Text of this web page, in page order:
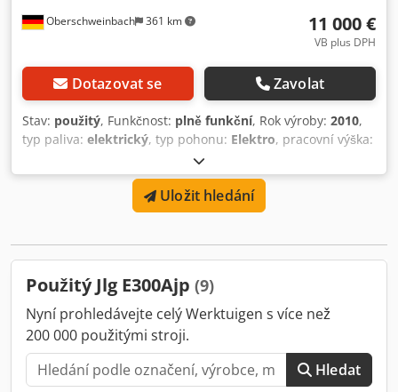
Oberschweinbach 361 km 11 000 €
VB plus DPH
Dotazovat se Zavolat
Stav: použitý, Funkčnost: plně funkční, Rok výroby: 2010,
typ paliva: elektrický, typ pohonu: Elektro, pracovní výška:
, Kloubová teleskopická plošina Stav: Připravená
k provozu a plně funkční Technický stav: velmi dobrý
Dkjdpoxntlysfx Anwjr
Uložit hledání
Použitý Jlg E300Ajp (9)
Nyní prohledávejte celý Werktuigen s více než
200 000 použitými stroji.
Hledat